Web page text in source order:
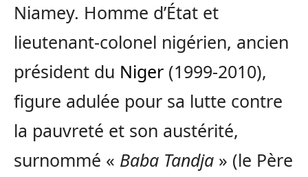
Niamey. Homme d’État et
lieutenant-colonel nigérien, ancien
président du Niger (1999-2010),
figure adulée pour sa lutte contre
la pauvreté et son austérité,
surnommé « Baba Tandja » (le Père